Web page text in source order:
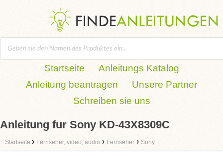
Startseite
Anleitungs Katalog
Anleitung beantragen
Unsere Partner
Schreiben sie uns
Anleitung fur Sony KD-43X8309C
Startseite › Fernseher, video, audio › Fernseher › Sony